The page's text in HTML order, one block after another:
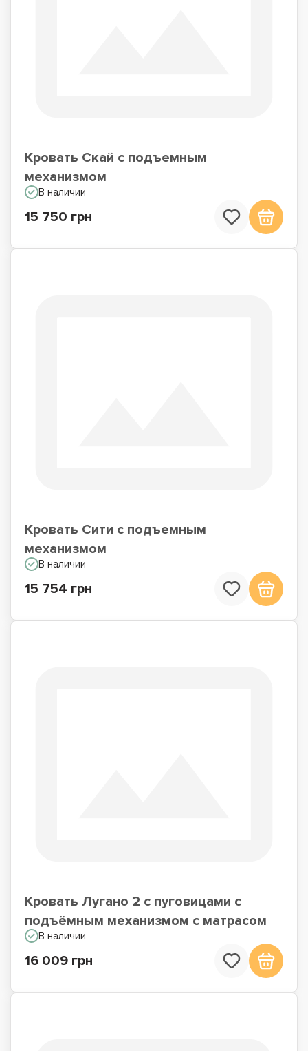
Кровать Скай с подъемным
механизмом
В наличии
15 750 грн
Кровать Сити с подъемным
механизмом
В наличии
15 754 грн
Кровать Лугано 2 с пуговицами с
подъёмным механизмом с матрасом
В наличии
16 009 грн